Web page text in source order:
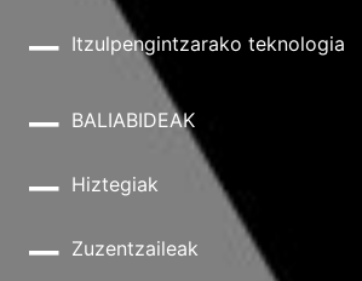
Itzulpengintzarako teknologia
BALIABIDEAK
Hiztegiak
Zuzentzaileak